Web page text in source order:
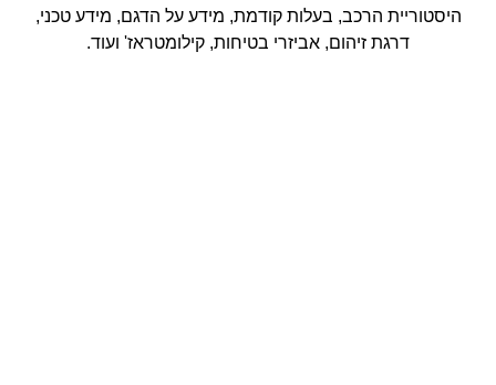
היסטוריית הרכב, בעלות קודמת, מידע על הדגם, מידע טכני,
דרגת זיהום, אביזרי בטיחות, קילומטראז' ועוד.